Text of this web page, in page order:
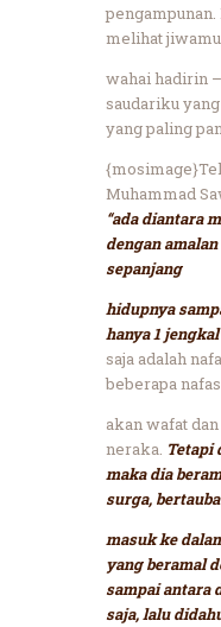
melihat jiwamu
wahai hadirin
saudariku
yang paling
Muhammad
“ada diantara
dengan
sepanjang
hidupnya
hanya 1 jengkal
saja adalah
beberapa
akan wafat
neraka. Tetapi
maka dia
surga,
masuk ke
yang beramal
sampai antara
saja, lalu